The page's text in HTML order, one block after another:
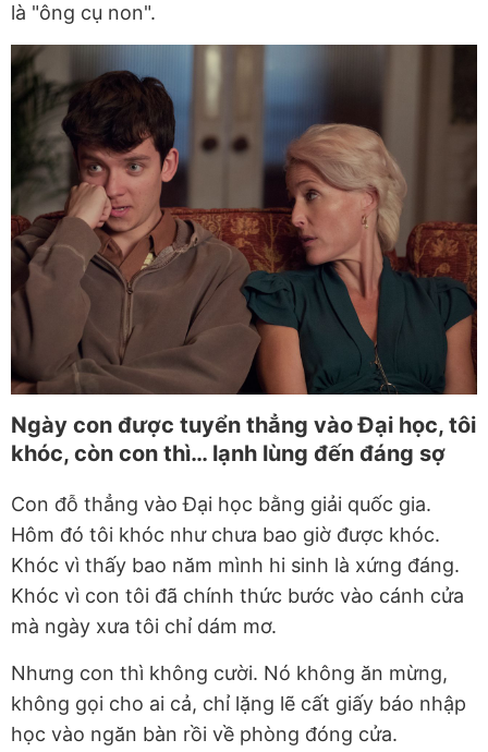
là "ông cụ non".
Ngày con được tuyển thẳng vào Đại học, tôi
khóc, còn con thì… lạnh lùng đến đáng sợ
Con đỗ thẳng vào Đại học bằng giải quốc gia.
Hôm đó tôi khóc như chưa bao giờ được khóc.
Khóc vì thấy bao năm mình hi sinh là xứng đáng.
Khóc vì con tôi đã chính thức bước vào cánh cửa
mà ngày xưa tôi chỉ dám mơ.
Nhưng con thì không cười. Nó không ăn mừng,
không gọi cho ai cả, chỉ lặng lẽ cất giấy báo nhập
học vào ngăn bàn rồi về phòng đóng cửa.